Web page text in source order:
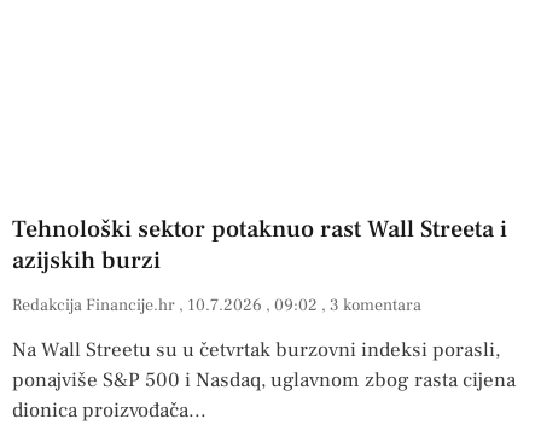
Tehnološki sektor potaknuo rast Wall Streeta i
azijskih burzi
Redakcija Financije.hr 10.7.2026 09:02 3 komentara
Na Wall Streetu su u četvrtak burzovni indeksi porasli,
ponajviše S&P 500 i Nasdaq, uglavnom zbog rasta cijena
dionica proizvođača